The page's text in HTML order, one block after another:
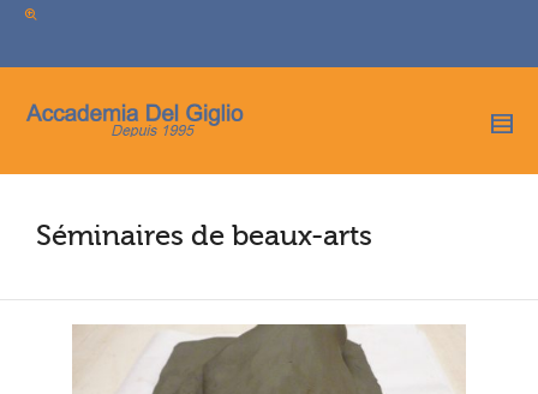
Séminaires de beaux-arts